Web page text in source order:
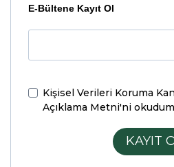
E-Bültene Kayıt Ol
Kişisel Verileri Koruma
Açıklama Metni'ni
KAYIT